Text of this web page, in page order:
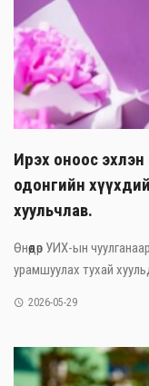
Ирэх оноос
одонгийн
хуульчлав.
Өнөөдөр УИХ-ын
урамшуулах тухай
2026-05-29